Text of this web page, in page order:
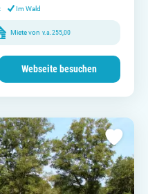
Im Wald
Miete von v.a.255,00
Webseite besuchen